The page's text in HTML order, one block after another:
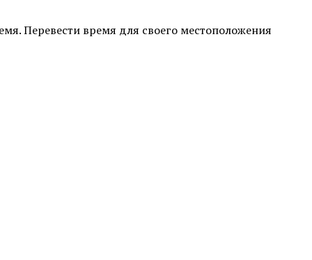
Перевести время для своего местоположения